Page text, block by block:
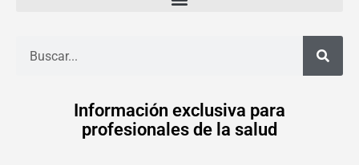
Información exclusiva para
profesionales de la salud